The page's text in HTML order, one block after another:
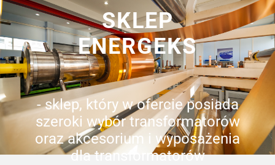
SKLEP
ENERGEKS
- sklep, który w ofercie posiada
szeroki wybór transformatorów
oraz akcesorium i wyposażenia
dla transformatorów